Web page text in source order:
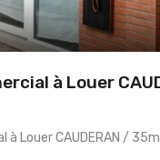
à Louer
à Louer CAUDERAN /